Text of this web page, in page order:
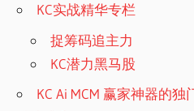
KC实战精华专栏
捉筹码追主力
KC潜力黑马股
KC Ai MCM 赢家神器的